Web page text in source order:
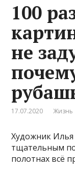
100
не
17.07.2020 Жизнь
Художник Илья
тщательным
полотнах всё